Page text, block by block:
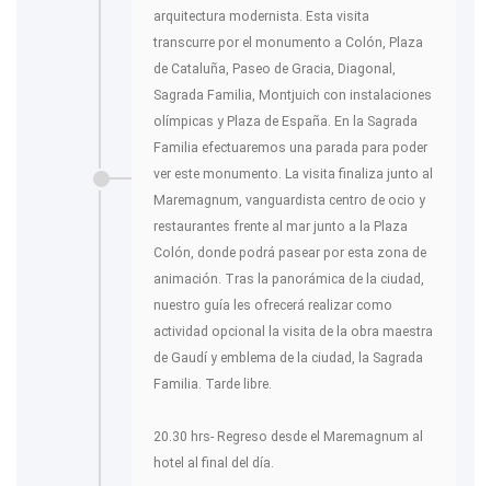
arquitectura modernista. Esta visita
transcurre por el monumento a Colón, Plaza
de Cataluña, Paseo de Gracia, Diagonal,
Sagrada Familia, Montjuich con instalaciones
olímpicas y Plaza de España. En la Sagrada
Familia efectuaremos una parada para poder
ver este monumento. La visita finaliza junto al
Maremagnum, vanguardista centro de ocio y
restaurantes frente al mar junto a la Plaza
Colón, donde podrá pasear por esta zona de
animación. Tras la panorámica de la ciudad,
nuestro guía les ofrecerá realizar como
actividad opcional la visita de la obra maestra
de Gaudí y emblema de la ciudad, la Sagrada
Familia. Tarde libre.
20.30 hrs- Regreso desde el Maremagnum al
hotel al final del día.